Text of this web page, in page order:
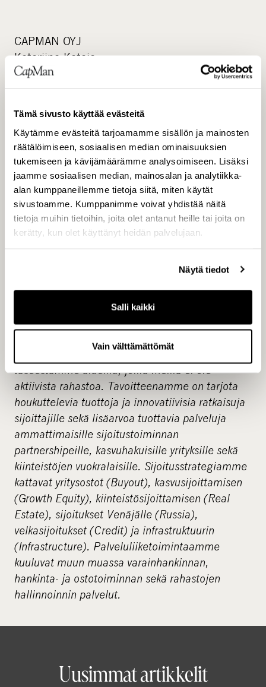
Tämä sivusto käyttää evästeitä
Käytämme evästeitä tarjoamamme sisällön ja mainosten
räätälöimiseen, sosiaalisen median ominaisuuksien
tukemiseen ja kävijämäärämme analysoimiseen. Lisäksi
jaamme sosiaalisen median, mainosalan ja analytiikka-
alan kumppaneillemme tietoja siitä, miten käytät
sivustoamme. Kumppanimme voivat yhdistää näitä
tietoja muihin tietoihin, joita olet antanut heille tai joita on
kerätty, kun olet käyttänyt heidän palvelujaan.
Näytä tiedot
Salli kaikki
Vain välttämättömät
CAPMAN OYJ
Katariina Kataja
Päällikkö, viestintä ja sijoittajasuhteet
Nasdaq Helsinki
www.capman.fi
CapMan
www.capman.fi
CapMan on johtava pohjoismainen sijoitus- ja
erikoistunut varainhoitoyhtiö. Olemme aktiivisesti
kehittäneet satoja yhtiöitä ja kiinteistöjä ja
yhtenä pääomasijoitusalan edelläkävijöistä
Pohjoismaissa. Palveluksessamme on 110
pääomasijoittamisen ammattilaista, ja
hallinnoimme yhteensä noin 2,7 miljardin euron
puolesta mutta myös suorina sijoituksina omasta
taseestamme alueilla, joilla meillä ei ole
aktiivista rahastoa. Tavoitteenamme on tarjota
houkuttelevia tuottoja ja innovatiivisia ratkaisuja
sijoittajille sekä lisäarvoa tuottavia palveluja
ammattimaisille sijoitustoiminnan
partnershipeille, kasvuhakuisille yrityksille sekä
kiinteistöjen vuokralaisille. Sijoitusstrategiamme
kattavat yritysostot (Buyout), kasvusijoittamisen
(Growth Equity), kiinteistösijoittamisen (Real
Estate), sijoitukset Venäjälle (Russia),
velkasijoitukset (Credit) ja infrastruktuurin
(Infrastructure). Palveluliiketoimintaamme
kuuluvat muun muassa varainhankinnan,
hankinta- ja ostotoiminnan sekä rahastojen
hallinnoinnin palvelut.
Uusimmat artikkelit